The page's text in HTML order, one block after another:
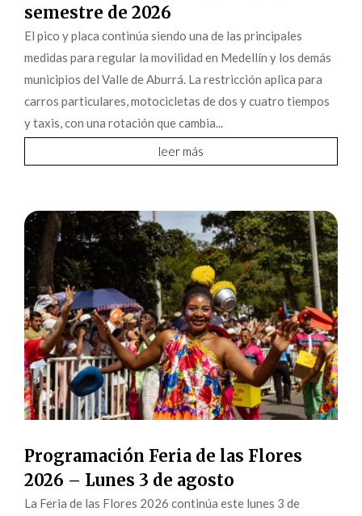
semestre de 2026
El pico y placa continúa siendo una de las principales
medidas para regular la movilidad en Medellín y los demás
municipios del Valle de Aburrá. La restricción aplica para
carros particulares, motocicletas de dos y cuatro tiempos
y taxis, con una rotación que cambia...
leer más
Programación Feria de las Flores
2026 – Lunes 3 de agosto
La Feria de las Flores 2026 continúa este lunes 3 de